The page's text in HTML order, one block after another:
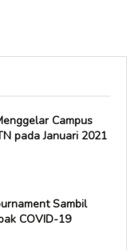
Campus
pada Januari 2021
Sambil
COVID-19